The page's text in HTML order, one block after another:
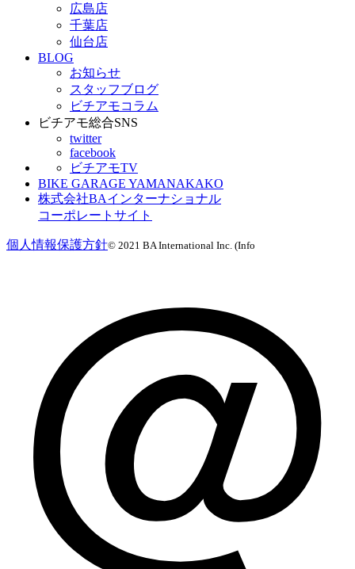
広島店
千葉店
仙台店
BLOG
お知らせ
スタッフブログ
ビチアモコラム
ビチアモ総合SNS
twitter
facebook
ビチアモTV
BIKE GARAGE YAMANAKAKO
株式会社BAインターナショナル
コーポレートサイト
個人情報保護方針© 2021 BA International Inc. (Info